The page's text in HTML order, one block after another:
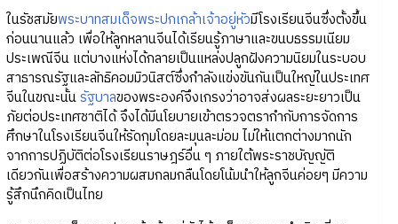
ในรัชสมัยพระบาทสมเด็จพระปกเกล้าเจ้าอยู่หัวมีโรงเรียนจีนซึ่งตั้งขึ้น
ก่อนนานแล้ว เพื่อให้ลูกหลานจีนได้เรียนรู้ภาษาและขนบธรรมเนียม
ประเพณีจีน แต่บางแห่งได้กลายเป็นแหล่งปลูกฝังความนิยมในระบอบ
สาธารณรัฐและลัทธิคอมมิวนิสต์ซึ่งกำลังแข่งขันกันเป็นใหญ่ในประเทศ
จีนในขณะนั้นรัฐบาลของพระองค์จึงเกรงว่าอาจส่งผลระยะยาวเป็น
ภัยต่อประเทศชาติได้ จึงได้มีนโยบายเข้าตรวจตรากำกับการจัดการ
ศึกษาในโรงเรียนจีนให้รัดกุมโดยละมุนละม่อม ไม่ให้แตกต่างมากนัก
จากการปฏิบัติต่อโรงเรียนราษฎร์อื่น ๆ ภายใต้พระราชบัญญัติ
เดียวกันเพื่อสร้างความผสมกลมกลืนโดยโน้มนำให้ลูกจีนค่อยๆ มีความ
รู้สึกนึกคิดเป็นไทย